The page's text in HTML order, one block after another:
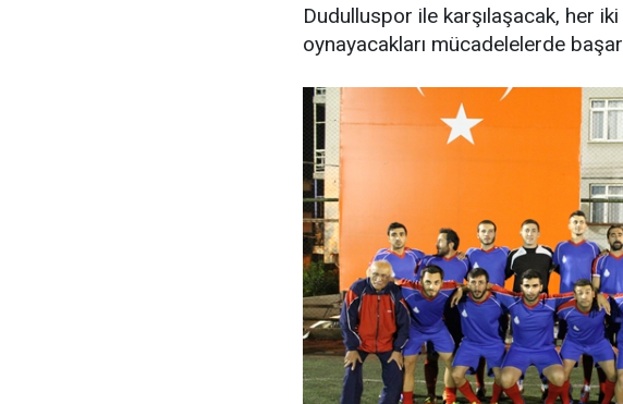
Dudulluspor ile karşılaşacak, her iki
oynayacakları mücadelelerde